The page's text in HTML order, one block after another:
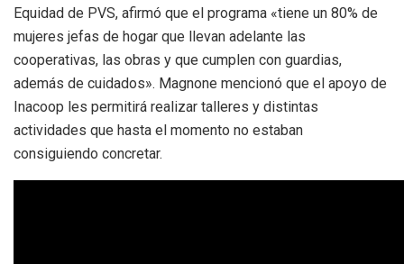
Equidad de PVS, afirmó que el programa «tiene un 80% de
mujeres jefas de hogar que llevan adelante las
cooperativas, las obras y que cumplen con guardias,
además de cuidados». Magnone mencionó que el apoyo de
Inacoop les permitirá realizar talleres y distintas
actividades que hasta el momento no estaban
consiguiendo concretar.